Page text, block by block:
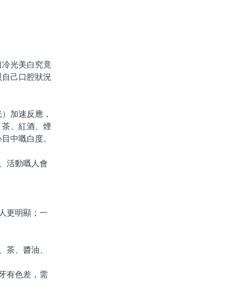
光美白究竟
己口腔狀況
加速反應，
、紅酒、煙
中嘅白度。
活動嘅人會
更明顯；一
、醬油、
有色差，需